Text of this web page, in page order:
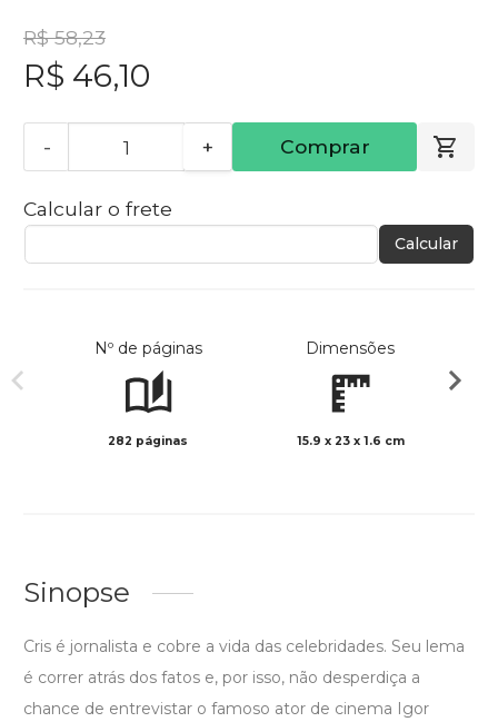
R$ 58,23
R$ 46,10
- + Comprar
Calcular o frete
Calcular
Nº de páginas
282 páginas
Dimensões
15.9 x 23 x 1.6 cm
Sinopse
Cris é jornalista e cobre a vida das celebridades. Seu lema
é correr atrás dos fatos e, por isso, não desperdiça a
chance de entrevistar o famoso ator de cinema Igor